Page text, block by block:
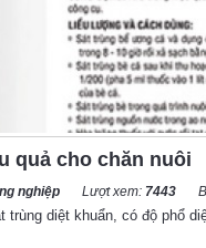
quả cho chăn nuôi
nghiệp Lượt xem: 7443
trùng diệt khuẩn, có độ phổ